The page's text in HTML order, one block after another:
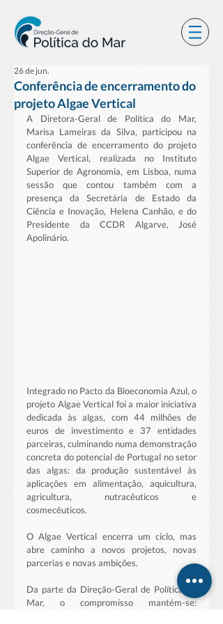
Conferência de encerramento do
projeto Algae Vertical
26 de jun.
A Diretora-Geral de Política do Mar,
Marisa Lameiras da Silva, participou na
conferência de encerramento do projeto
Algae Vertical, realizada no Instituto
Superior de Agronomia, em Lisboa, numa
sessão que contou também com a
presença da Secretária de Estado da
Ciência e Inovação, Helena Canhão, e do
Presidente da CCDR Algarve, José
Apolinário.
Integrado no Pacto da Bioeconomia Azul, o
projeto Algae Vertical foi a maior iniciativa
dedicada às algas, com 44 milhões de
euros de investimento e 37 entidades
parceiras, culminando numa demonstração
concreta do potencial de Portugal no setor
das algas: da produção sustentável às
aplicações em alimentação, aquicultura,
agricultura, nutracêuticos e
cosmecêuticos.
O Algae Vertical encerra um ciclo, mas
abre caminho a novos projetos, novas
parcerias e novas ambições.
Da parte da Direção-Geral de Política do
Mar, o compromisso mantém-se: